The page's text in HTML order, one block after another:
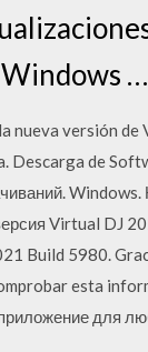
…
versión
Descarga de
Virtual DJ
Build 5980.
esta
для